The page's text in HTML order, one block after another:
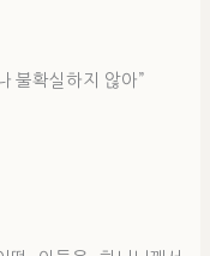
불확실하지 않아”